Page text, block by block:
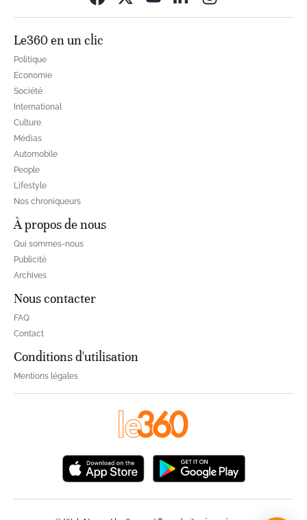
Le360 en un clic
Politique
Economie
Société
International
Culture
Médias
Automobile
People
Lifestyle
Nos chroniqueurs
À propos de nous
Qui sommes-nous
Publicité
Archives
Nous contacter
FAQ
Contact
Conditions d'utilisation
Mentions légales